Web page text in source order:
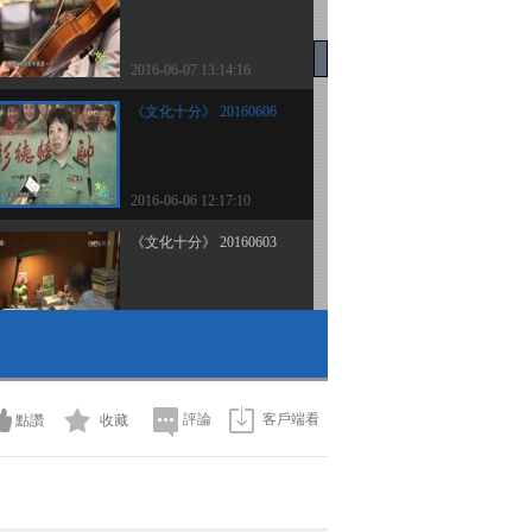
2016-06-07 13:14:16
《文化十分》 20160606
2016-06-06 12:17:10
《文化十分》 20160603
2016-06-02 13:01:10
點讚 收藏 評論 客戶端看